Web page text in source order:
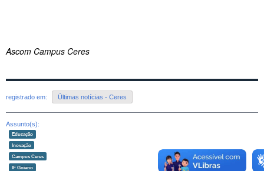
Ascom Campus Ceres
registrado em: Últimas notícias - Ceres
Assunto(s):
Educação
Inovação
Campus Ceres
IF Goiano